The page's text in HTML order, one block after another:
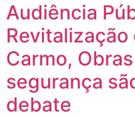
Audiência
Revitalização
Carmo,
segurança
debate